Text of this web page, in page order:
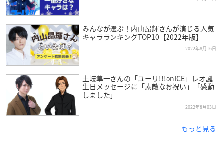
みんなが選ぶ！内山昂輝さんが演じる人気
キャラランキングTOP10【2022年版】
2022年8月16日
土岐隼一さんの「ユーリ!!!onICE」レオ誕
生日メッセージに「素敵なお祝い」「感動
しました」
2022年8月03日
もっと見る